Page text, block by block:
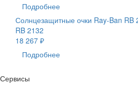
Подробнее
Солнцезащитные очки Ray-Ban RB
RB 2132
18 267 ₽
Подробнее
Сервисы